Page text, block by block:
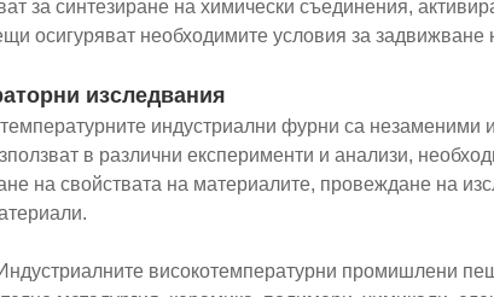
за синтезиране на химически съединения,
осигуряват необходимите условия за
изследвания
индустриални фурни са незаменими
в различни експерименти и анализи,
на свойствата на материалите, провеждане на
високотемпературни промишлени